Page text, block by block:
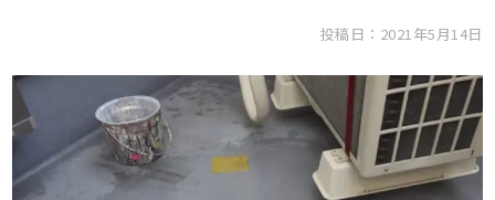
投稿日：2021年5月14日